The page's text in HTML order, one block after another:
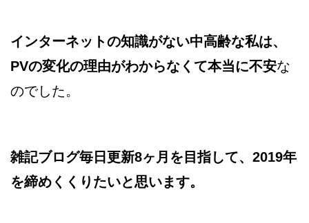
インターネットの知識がない中高齢な私は、
PVの変化の理由がわからなくて本当に不安な
のでした。
雑記ブログ毎日更新8ヶ月を目指して、2019年
を締めくくりたいと思います。